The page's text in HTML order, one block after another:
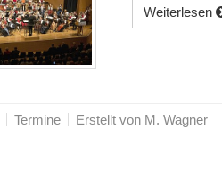
Weiterlesen
Termine Erstellt von M. Wagner